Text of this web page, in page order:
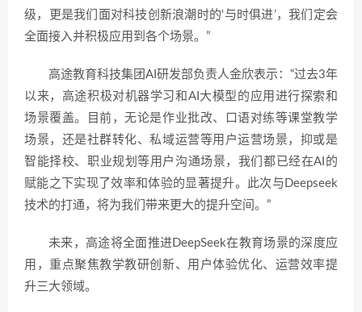
级，更是我们面对科技创新浪潮时的‘与时俱进’，我们定会
全面接入并积极应用到各个场景。”
高途教育科技集团AI研发部负责人金欣表示：“过去3年
以来，高途积极对机器学习和AI大模型的应用进行探索和
场景覆盖。目前，无论是作业批改、口语对练等课堂教学
场景，还是社群转化、私域运营等用户运营场景，抑或是
智能择校、职业规划等用户沟通场景，我们都已经在AI的
赋能之下实现了效率和体验的显著提升。此次与Deepseek
技术的打通，将为我们带来更大的提升空间。”
未来，高途将全面推进DeepSeek在教育场景的深度应
用，重点聚焦教学教研创新、用户体验优化、运营效率提
升三大领域。